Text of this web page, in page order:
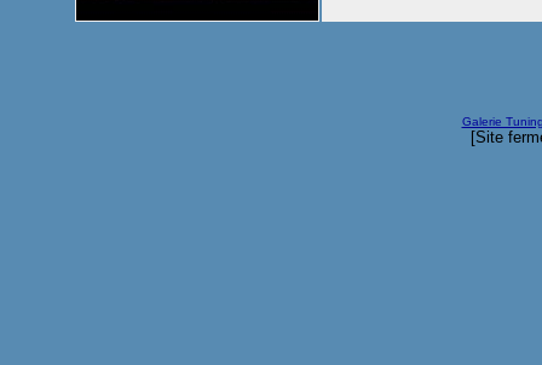
Galerie
[Site